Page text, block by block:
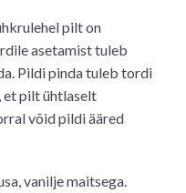
pilt on
asetamist tuleb
Pildi pinda tuleb tordi
et pilt ühtlaselt
võid pildi ääred
vanilje maitsega.